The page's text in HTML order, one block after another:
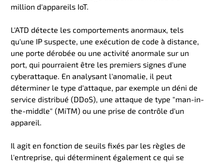
million d'appareils IoT.
L'ATD détecte les comportements anormaux, tels
qu'une IP suspecte, une exécution de code à distance,
une porte dérobée ou une activité anormale sur un
port, qui pourraient être les premiers signes d'une
cyberattaque. En analysant l'anomalie, il peut
déterminer le type d'attaque, par exemple un déni de
service distribué (DDoS), une attaque de type "man-in-
the-middle" (MiTM) ou une prise de contrôle d'un
appareil.
Il agit en fonction de seuils fixés par les règles de
l'entreprise, qui déterminent également ce qui se